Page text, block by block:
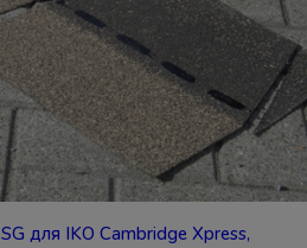
для IKO Cambridge Xpress,